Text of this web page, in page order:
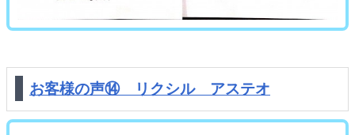
お客様の声⑭ リクシル アステオ